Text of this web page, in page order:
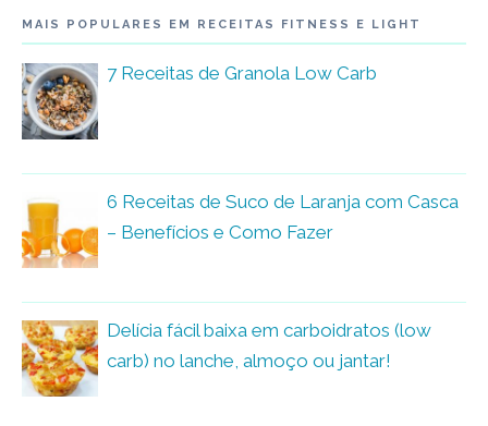
MAIS POPULARES EM RECEITAS FITNESS E LIGHT
7 Receitas de Granola Low Carb
6 Receitas de Suco de Laranja com Casca
– Benefícios e Como Fazer
Delícia fácil baixa em carboidratos (low
carb) no lanche, almoço ou jantar!